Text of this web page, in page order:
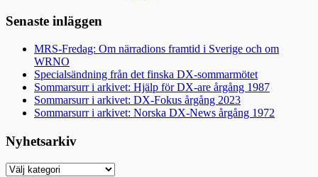
Senaste inläggen
MRS-Fredag: Om närradions framtid i Sverige och om
WRNO
Specialsändning från det finska DX-sommarmötet
Sommarsurr i arkivet: Hjälp för DX-are årgång 1987
Sommarsurr i arkivet: DX-Fokus årgång 2023
Sommarsurr i arkivet: Norska DX-News årgång 1972
Nyhetsarkiv
Nyhetsarkiv